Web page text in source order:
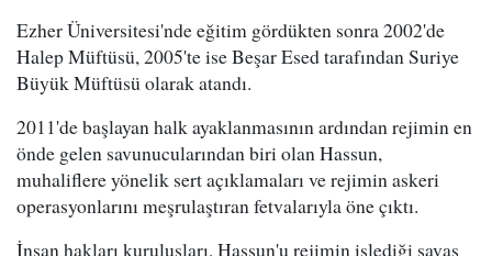
Ezher Üniversitesi'nde eğitim gördükten sonra 2002'de
Halep Müftüsü, 2005'te ise Beşar Esed tarafından Suriye
Büyük Müftüsü olarak atandı.
2011'de başlayan halk ayaklanmasının ardından rejimin en
önde gelen savunucularından biri olan Hassun,
muhaliflere yönelik sert açıklamaları ve rejimin askeri
operasyonlarını meşrulaştıran fetvalarıyla öne çıktı.
İnsan hakları kuruluşları, Hassun'u rejimin işlediği savaş